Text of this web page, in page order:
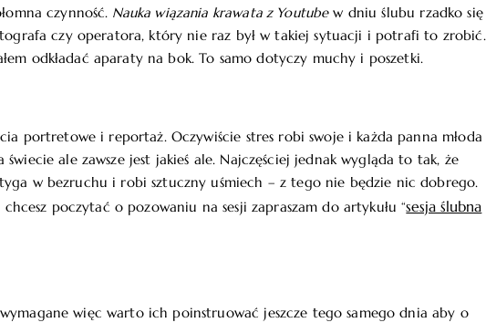
czynność. Nauka wiązania krawata z Youtubew dniu ślubu rzadko się
czy operatora, który nie raz był w takiej sytuacji i potrafi to zrobić.
odkładać aparaty na bok. To samo dotyczy muchy i poszetki.
portretowe i reportaż. Oczywiście stres robi swoje i każda panna młoda
ale zawsze jest jakieś ale. Najczęściej jednak wygląda to tak, że
w bezruchu i robi sztuczny uśmiech – z tego nie będzie nic dobrego.
poczytać o pozowaniu na sesji zapraszam do artykułu “sesja ślubna
więc warto ich poinstruować jeszcze tego samego dnia aby o